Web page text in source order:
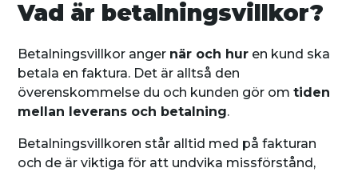
Vad är betalningsvillkor?
Betalningsvillkor anger när och hur en kund ska
betala en faktura. Det är alltså den
överenskommelse du och kunden gör omtiden
mellan leverans och betalning.
Betalningsvillkoren står alltid med på fakturan
och de är viktiga för att undvika missförstånd,